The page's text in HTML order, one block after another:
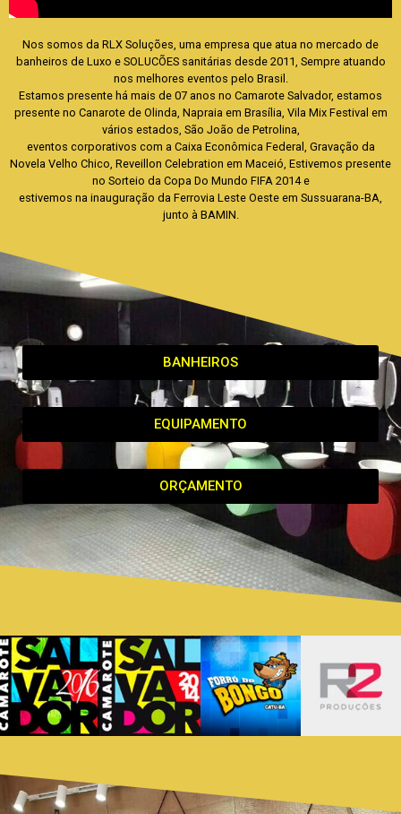
Nos somos da RLX Soluções, uma empresa que atua no mercado de
banheiros de Luxo e SOLUCÕES sanitárias desde 2011, Sempre atuando
nos melhores eventos pelo Brasil.
Estamos presente há mais de 07 anos no Camarote Salvador, estamos
presente no Canarote de Olinda, Napraia em Brasília, Vila Mix Festival em
vários estados, São João de Petrolina,
eventos corporativos com a Caixa Econômica Federal, Gravação da
Novela Velho Chico, Reveillon Celebration em Maceió, Estivemos presente
no Sorteio da Copa Do Mundo FIFA 2014 e
estivemos na inauguração da Ferrovia Leste Oeste em Sussuarana-BA,
junto à BAMIN.
BANHEIROS
EQUIPAMENTO
ORÇAMENTO